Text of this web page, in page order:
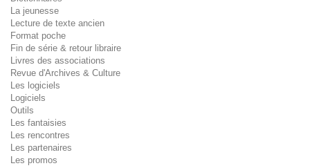
La jeunesse
Lecture de texte ancien
Format poche
Fin de série & retour libraire
Livres des associations
Revue d'Archives & Culture
Les logiciels
Logiciels
Outils
Les fantaisies
Les rencontres
Les partenaires
Les promos